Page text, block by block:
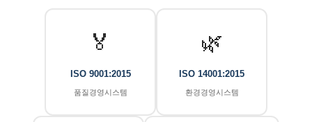
🏅
ISO 9001:2015
품질경영시스템
🌿
ISO 14001:2015
환경경영시스템